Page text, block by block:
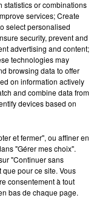
4 min 6 sec
statistics or combinations
services; Create
select personalised
security, prevent and
advertising and content;
technologies may
browsing data to offer
on information actively
and combine data from
devices based on
et fermer", ou affiner en
"Gérer mes choix".
"Continuer sans
pour ce site. Vous
consentement à tout
bas de chaque page.